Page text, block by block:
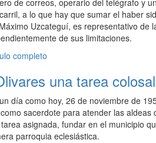
de correos, operario del telégrafo y
a lo que hay que sumar el haber
Uzcateguí, es representativo de
de sus limitaciones.
completo
una tarea colosal
día como hoy, 26 de noviembre de
sacerdote para atender las aldeas
asignada, fundar en el municipio
parroquia eclesiástica.